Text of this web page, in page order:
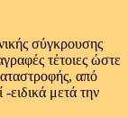
σύγκρουσης
τέτοιες ώστε
από
ειδικά μετά την